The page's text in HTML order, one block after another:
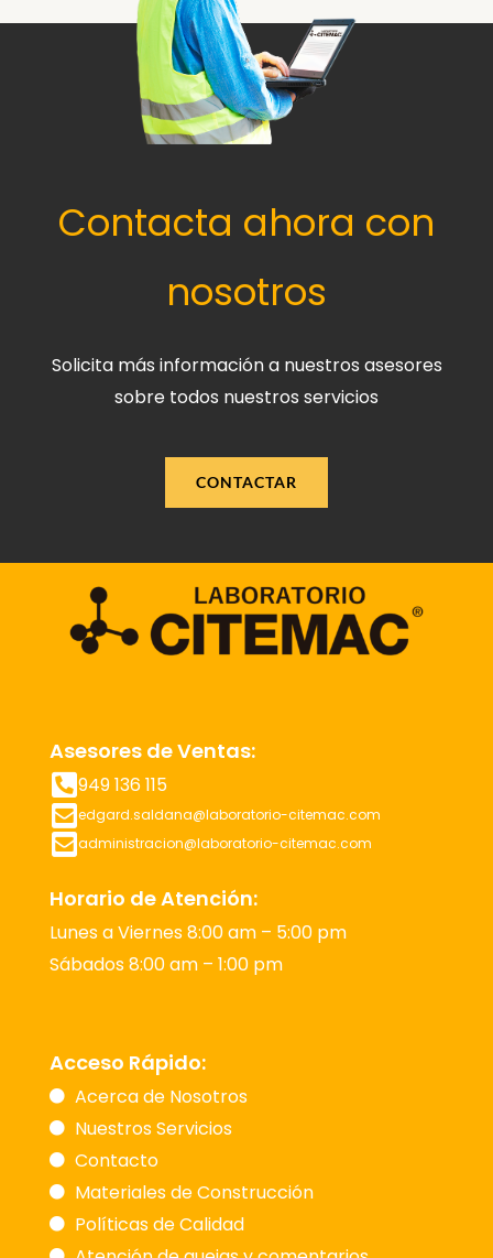
Contacta ahora con
nosotros
Solicita más información a nuestros asesores
sobre todos nuestros servicios
CONTACTAR
Asesores de Ventas:
949 136 115
edgard.saldana@laboratorio-citemac.com
administracion@laboratorio-citemac.com
Horario de Atención:
Lunes a Viernes 8:00 am – 5:00 pm
Sábados 8:00 am – 1:00 pm
Acceso Rápido:
Acerca de Nosotros
Nuestros Servicios
Contacto
Materiales de Construcción
Políticas de Calidad